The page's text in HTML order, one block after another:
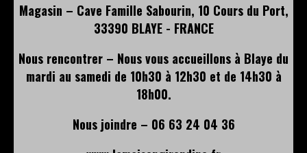
Magasin – Cave Famille Sabourin, 10 Cours du Port,
33390 BLAYE - FRANCE
Nous rencontrer – Nous vous accueillons à Blaye du
mardi au samedi de 10h30 à 12h30 et de 14h30 à
18h00.
Nous joindre – 06 63 24 04 36